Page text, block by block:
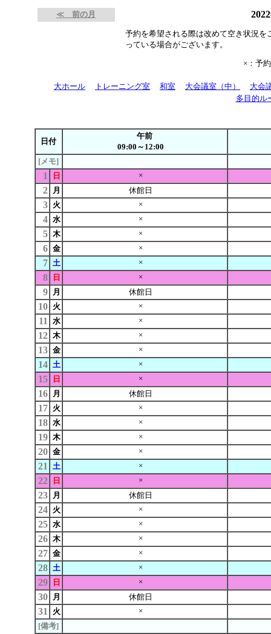
≪ 前の月
予約を希望される際は改めて空き状況
っている場合がございます。
×：予
大ホール トレーニング室 和室 大会議室（中）
大会
多目的ル
日付
午前
09:00～12:00
[メモ]
1 日 ×
2 月 休館日
3 火 ×
4 水 ×
5 木 ×
6 金 ×
7 土 ×
8 日 ×
9 月 休館日
10 火 ×
11 水 ×
12 木 ×
13 金 ×
14 土 ×
15 日 ×
16 月 休館日
17 火 ×
18 水 ×
19 木 ×
20 金 ×
21 土 ×
22 日 ×
23 月 休館日
24 火 ×
25 水 ×
26 木 ×
27 金 ×
28 土 ×
29 日 ×
30 月 休館日
31 火
×
[備考]